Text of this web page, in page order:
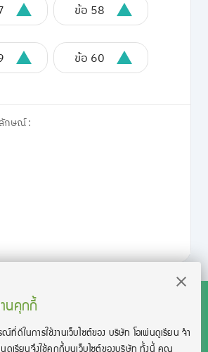
ข้อ 58
ข้อ 60
กษณ์ :
นคุกกี้
ที่ดีในการใช้งานเว็บไซต์ของ บริษัท โอเพ่นดูเรียน จํา
นดูเรียนจึงใช้คุกกี้บนเว็บไซต์ของบริษัท ทั้งนี้ คุณ
ท โอเพ่นดูเรียน จำกัด 2021 ©︎ OpenDurian